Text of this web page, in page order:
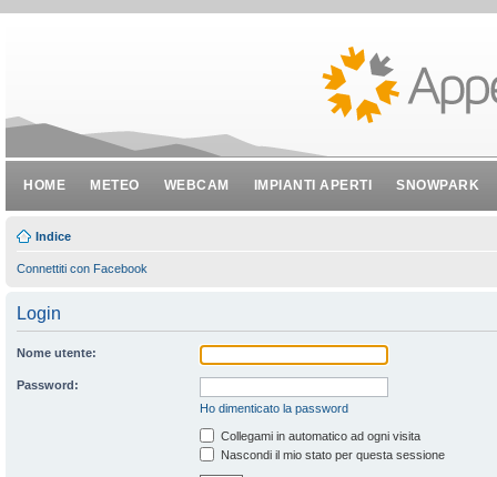
HOME METEO WEBCAM IMPIANTI APERTI SNOWPARK
Indice
Connettiti con Facebook
Login
Nome utente:
Password:
Ho dimenticato la password
Collegami in automatico ad ogni visita
Nascondi il mio stato per questa sessione